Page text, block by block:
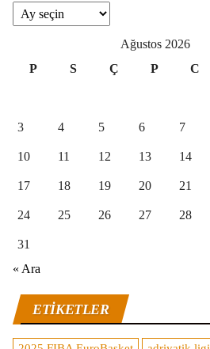
Arşivler
Ağustos 2026
P
S Ç P C
3 4 5 6 7
10 11 12 13 14
17 18 19 20 21
24 25 26 27 28
31
« Ara
ETIKETLER